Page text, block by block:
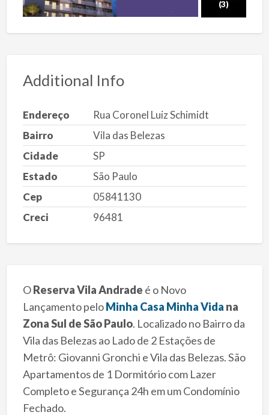
(3)
Additional Info
Endereço
Rua Coronel Luiz Schimidt
Bairro
Vila das Belezas
Cidade
SP
Estado
São Paulo
Cep
05841130
Creci
96481
OReserva Vila Andrade é o Novo
Lançamento peloMinha Casa Minha Vida na
Zona Sul de São Paulo. Localizado no Bairro da
Vila das Belezas ao Lado de 2 Estações de
Metrô: Giovanni Gronchi e Vila das Belezas. São
Apartamentos de 1 Dormitório com Lazer
Completo e Segurança 24h em um Condomínio
Fechado.